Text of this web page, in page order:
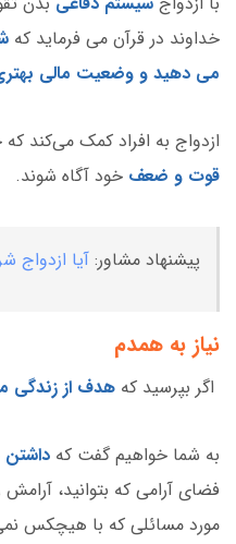
خداوند در قرآن می فرماید که
می دهید و وضعیت مالی
ازدواج به افراد کمک می‌کند
قوت و ضعف خود آگاه شوند.
پیشنهاد مشاور: آیا ازدواج
نیاز به همدم
اگر بپرسید که هدف از زندگی
به شما خواهیم گفت که
فضای آرامی که بتوانید، آرامش
مورد مسائلی که با هیچکس